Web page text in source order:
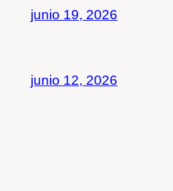
junio 19, 2026
junio 12, 2026